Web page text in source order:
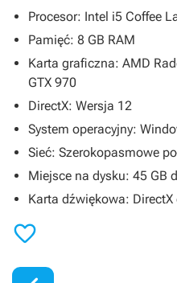
Procesor: Intel i5 Coffee
Pamięć: 8 GB RAM
Karta graficzna: AMD
GTX 970
DirectX: Wersja 12
System operacyjny:
Sieć: Szerokopasmowe
Miejsce na dysku: 45 GB
Karta dźwiękowa:
